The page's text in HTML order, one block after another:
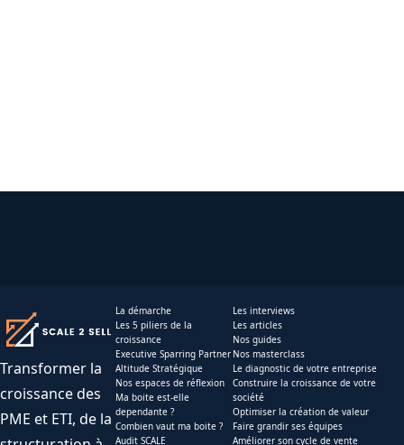
Transformer la
croissance des
PME et ETI, de la
La démarche
Les 5 piliers de la
croissance
Executive Sparring Partner
Altitude Stratégique
Nos espaces de réflexion
Ma boite est-elle
dependante ?
Combien vaut ma boite ?
Audit SCALE
Les interviews
Les articles
Nos guides
Nos masterclass
Le diagnostic de votre entreprise
Construire la croissance de votre
société
Optimiser la création de valeur
Faire grandir ses équipes
Améliorer son cycle de vente